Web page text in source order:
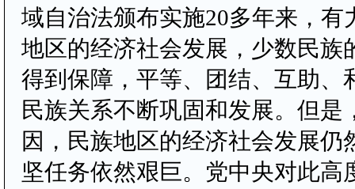
域自治法颁布实施20多年来，有
地区的经济社会发展，少数民族
得到保障，平等、团结、互助、
民族关系不断巩固和发展。但是
因，民族地区的经济社会发展仍
坚任务依然艰巨。党中央对此高